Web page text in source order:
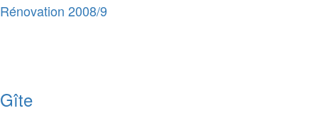
Rénovation 2008/9
Gîte